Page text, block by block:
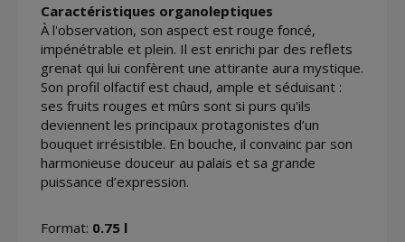
Caractéristiques organoleptiques
À l'observation, son aspect est rouge foncé,
impénétrable et plein. Il est enrichi par des reflets
grenat qui lui confèrent une attirante aura mystique.
Son profil olfactif est chaud, ample et séduisant :
ses fruits rouges et mûrs sont si purs qu'ils
deviennent les principaux protagonistes d’un
bouquet irrésistible. En bouche, il convainc par son
harmonieuse douceur au palais et sa grande
puissance d’expression.
Format: 0.75 l